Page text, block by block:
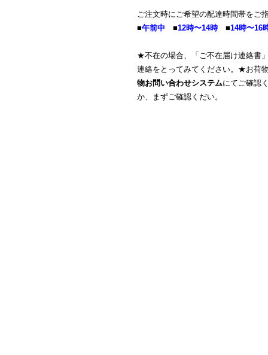
ご注文時にご希望の配達時間帯をご
■午前中 ■12時〜14時■14時〜16
★不在の場合、「ご不在届け連絡書
連絡をとってみてください。★お荷
物お問い合わせシステムにてご確認
か、まずご確認くだい。